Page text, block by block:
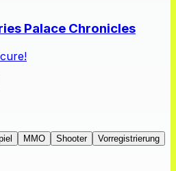
Palace Chronicles
MMO Shooter Vorregistrierung